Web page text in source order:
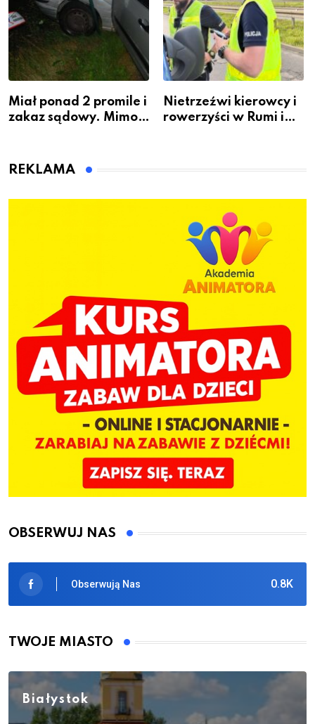
Miał ponad 2 promile i
zakaz sądowy. Mimo
Bolszewie i uderzył w
Nietrzeźwi kierowcy i
rowerzyści w Rumi i
REKLAMA
OBSERWUJ NAS
0.8K
Obserwują Nas
TWOJE MIASTO
Białystok